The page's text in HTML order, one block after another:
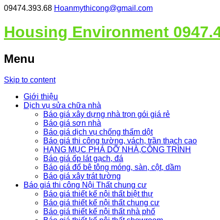
09474.393.68 Hoanmythicong@gmail.com
Housing Environment
Menu
Skip to content
Giới thiệu
Dịch vụ sửa chữa nhà
Báo giá xây dựng nhà trọn gói giá rẻ
Báo giá sơn nhà
Báo giá dịch vụ chống thấm dột
Báo giá thi công tường, vách, trần thạch cao
HẠNG MỤC PHÁ DỠ NHÀ,CÔNG TRÌNH
Báo giá ốp lát gạch, đá
Báo giá đổ bê tông móng, sàn, cột, dầm
Báo giá xây trát tường
Báo giá thi công Nội Thất chung cư
Báo giá thiết kế nội thất biệt thự
Báo giá thiết kế nội thất chung cư
Báo giá thiết kế nội thất nhà phố